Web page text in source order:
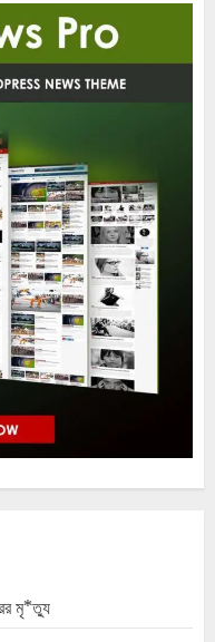
মৃ*ত্যু